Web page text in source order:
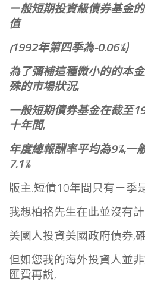
ㄧ般短期投資級債券基金
值
(1992年第四季為-0.06%)
為了彌補這種微小的的本
殊的市場狀況,
一般短期債券基金在截至
十年間,
年度總報酬率平均為9%,一
7.1%
版主:短債10年間只有ㄧ季
我想柏格先生在此並沒有
美國人投資美國政府債券,
但如您我的海外投資人並
匯費再說,